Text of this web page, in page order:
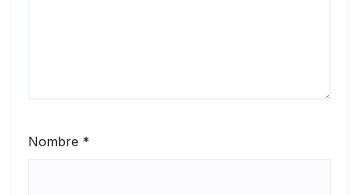
Nombre *